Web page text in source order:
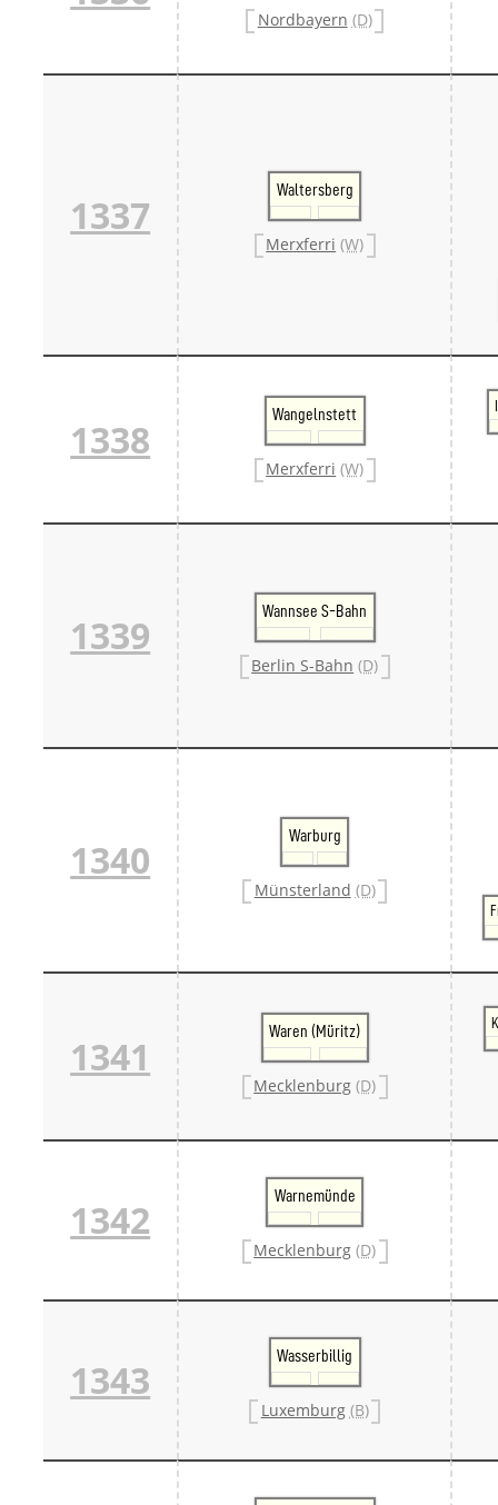
Nordbayern (D)
1337
Waltersberg
Merxferri (W)
1338
Wangelnstett
Merxferri (W)
1339
Wannsee S-Bahn
Berlin S-Bahn (D)
1340
Warburg
Münsterland (D)
1341
Waren (Müritz)
Mecklenburg (D)
1342
Warnemünde
Mecklenburg (D)
1343
Wasserbillig
Luxemburg (B)